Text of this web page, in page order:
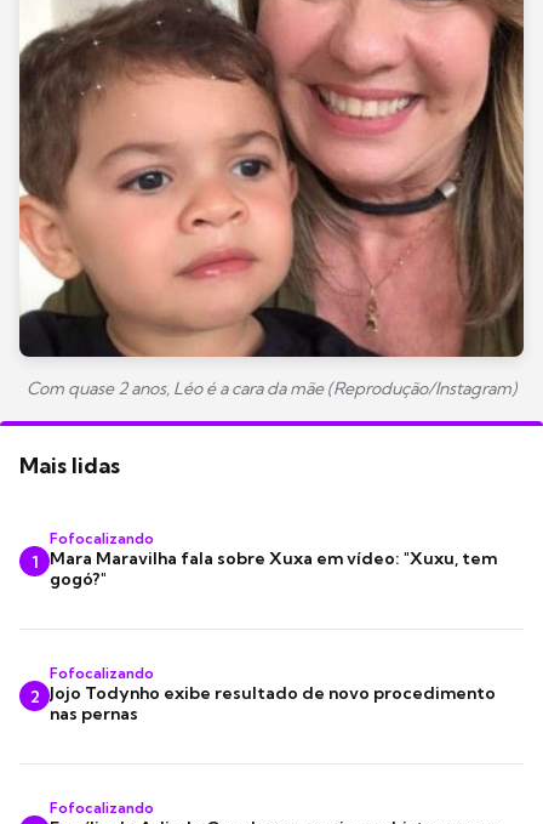
Com quase 2 anos, Léo é a cara da mãe (Reprodução/Instagram)
Mais lidas
1
Fofocalizando
Mara Maravilha fala sobre Xuxa em vídeo: "Xuxu, tem
gogó?"
2
Fofocalizando
Jojo Todynho exibe resultado de novo procedimento
nas pernas
Fofocalizando